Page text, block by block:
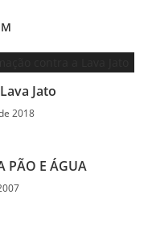
Jato
2018
PÃO E ÁGUA